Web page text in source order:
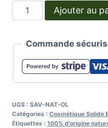
quantité
de
à
l'huile
d'olive
Ajouter au
Commande
UGS : SAV-NAT-OL
Catégories : Cosmétique Solide
Étiquettes : 100% d'origine